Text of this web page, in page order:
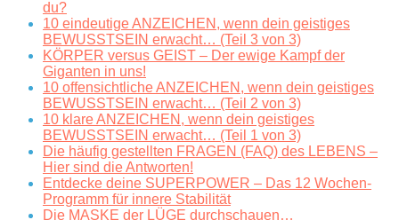
du?
10 eindeutige ANZEICHEN, wenn dein geistiges
BEWUSSTSEIN erwacht… (Teil 3 von 3)
KÖRPER versus GEIST – Der ewige Kampf der
Giganten in uns!
10 offensichtliche ANZEICHEN, wenn dein geistiges
BEWUSSTSEIN erwacht… (Teil 2 von 3)
10 klare ANZEICHEN, wenn dein geistiges
BEWUSSTSEIN erwacht… (Teil 1 von 3)
Die häufig gestellten FRAGEN (FAQ) des LEBENS –
Hier sind die Antworten!
Entdecke deine SUPERPOWER – Das 12 Wochen-
Programm für innere Stabilität
Die MASKE der LÜGE durchschauen…